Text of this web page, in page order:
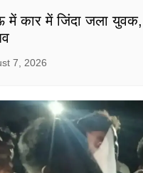
कार में जिंदा जला युवक,
7, 2026